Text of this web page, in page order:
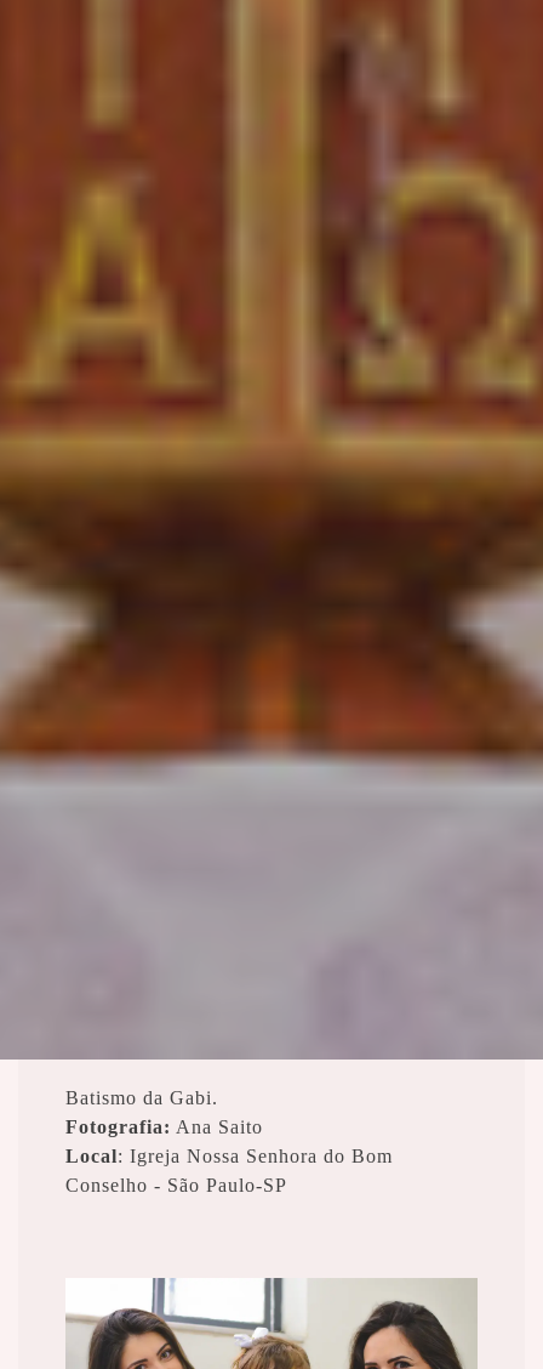
Batismo da Gabi.
Fotografia: Ana Saito
Local: Igreja Nossa Senhora do Bom
Conselho - São Paulo-SP